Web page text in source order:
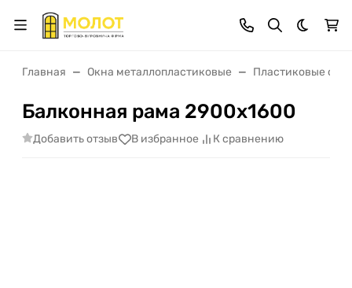
Темная
Главная Окна металлопластиковые Пластиковые
Балконная рама 2900х1600
Добавить отзыв В избранное К сравнению